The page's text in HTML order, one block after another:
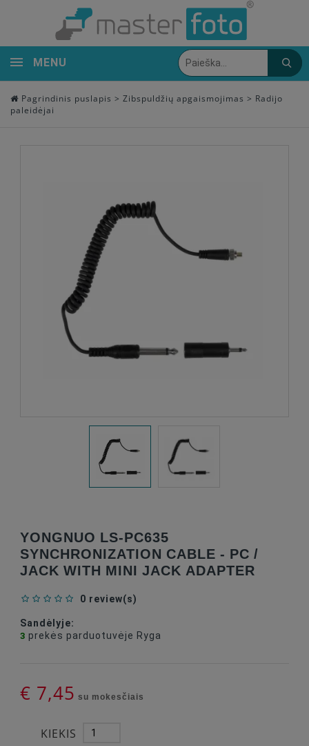
MENU
Pagrindinis puslapis > Zibspuldžių apgaismojimas > Radijo
paleidėjai
YONGNUO LS-PC635
SYNCHRONIZATION CABLE - PC /
JACK WITH MINI JACK ADAPTER
0 review(s)
Sandėlyje:
3 prekės parduotuvėje Ryga
€ 7,45 su mokesčiais
KIEKIS